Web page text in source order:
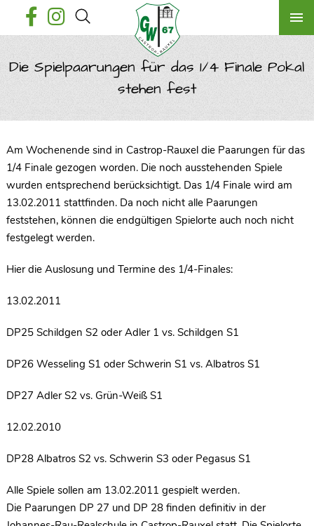
Die Spielpaarungen für das 1/4 Finale Pokal
stehen fest
Am Wochenende sind in Castrop-Rauxel die Paarungen für das
1/4 Finale gezogen worden. Die noch ausstehenden Spiele
wurden entsprechend berücksichtigt. Das 1/4 Finale wird am
13.02.2011 stattfinden. Da noch nicht alle Paarungen
feststehen, können die endgültigen Spielorte auch noch nicht
festgelegt werden.
Hier die Auslosung und Termine des 1/4-Finales:
13.02.2011
DP25 Schildgen S2 oder Adler 1 vs. Schildgen S1
DP26 Wesseling S1 oder Schwerin S1 vs. Albatros S1
DP27 Adler S2 vs. Grün-Weiß S1
12.02.2010
DP28 Albatros S2 vs. Schwerin S3 oder Pegasus S1
Alle Spiele sollen am 13.02.2011 gespielt werden.
Die Paarungen DP 27 und DP 28 finden definitiv in der